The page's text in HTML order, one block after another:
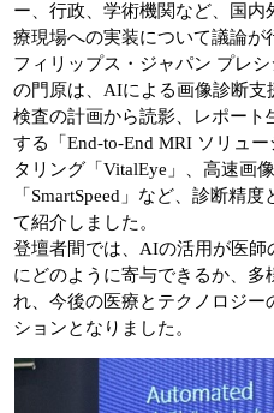
ー、行政、学術機関など、国
療現場への実装について議論が
フィリップス・ジャパン プレ
の門原は、AIによる画像診断
検査の計画から読影、レポー
する「End-to-End MRI ソリュ
タリング「VitalEye」、高速画
「SmartSpeed」など、診断精
て紹介しました。
登壇者間では、AIの活用が医
にどのように寄与できるか、多
れ、今後の医療とテクノロジー
ションとなりました。